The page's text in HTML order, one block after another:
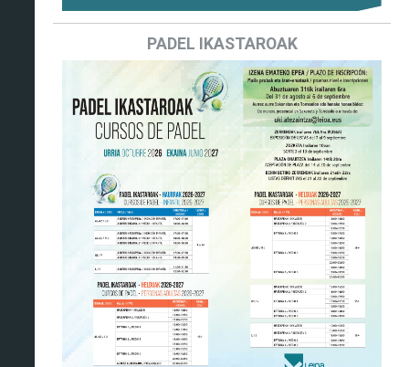
PADEL IKASTAROAK